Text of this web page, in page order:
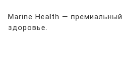
Marine Health —
здоровье.